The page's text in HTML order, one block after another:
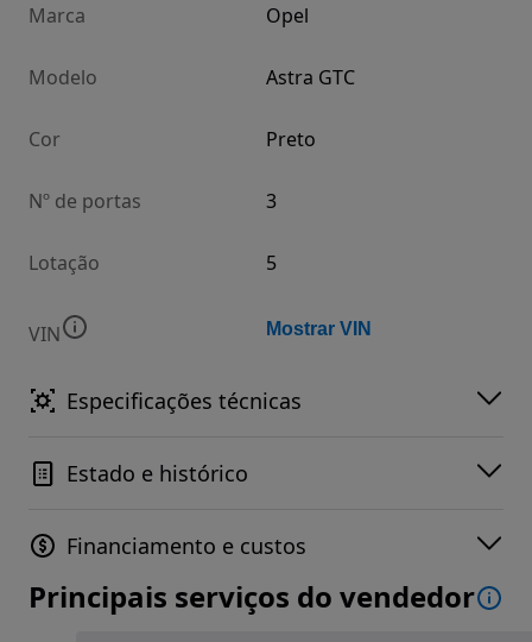
Marca Opel
Modelo Astra GTC
Cor Preto
Nº de portas 3
Lotação 5
VIN Mostrar VIN
Especificações técnicas
Estado e histórico
Financiamento e custos
Principais serviços do vendedor